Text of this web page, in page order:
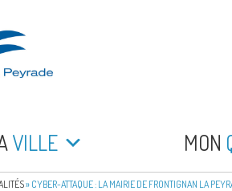
LA
VILLE MON
» CYBER-ATTAQUE : LA MAIRIE DE FRONTIGNAN LA